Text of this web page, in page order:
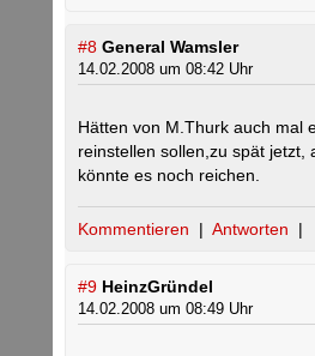
#8 General Wamsler
14.02.2008 um 08:42 Uhr
Hätten von M.Thurk auch mal
reinstellen sollen,zu spät jetzt,
könnte es noch reichen.
Kommentieren | Antworten |
#9 HeinzGründel
14.02.2008 um 08:49 Uhr